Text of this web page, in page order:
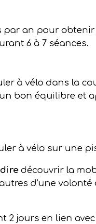
an pour
6 à 7 séances.
à vélo dans la
bon équilibre et
à vélo sur une
découvrir la
d’une
2 jours en lien